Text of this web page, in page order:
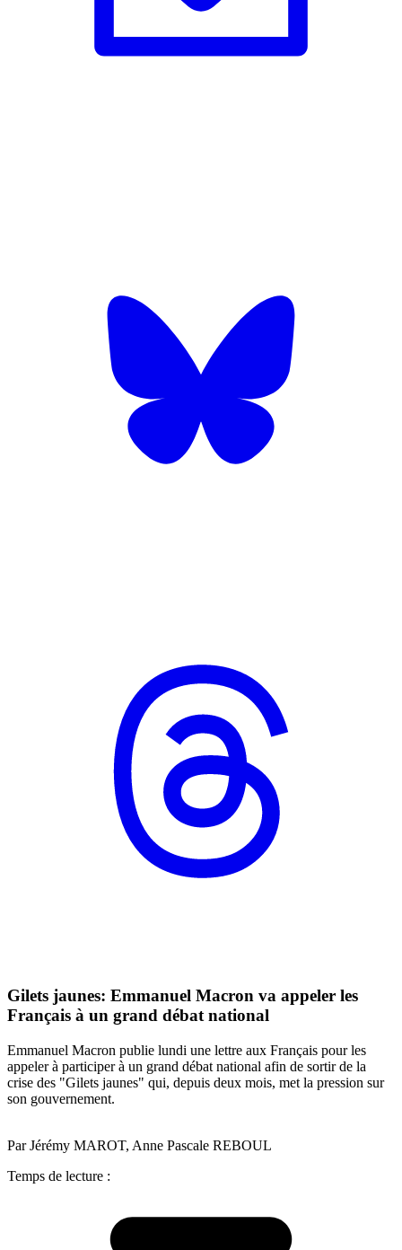
Gilets jaunes: Emmanuel Macron va appeler les
Français à un grand débat national
Emmanuel Macron publie lundi une lettre aux Français pour les
appeler à participer à un grand débat national afin de sortir de la
crise des "Gilets jaunes" qui, depuis deux mois, met la pression sur
son gouvernement.
Par Jérémy MAROT, Anne Pascale REBOUL
Temps de lecture :